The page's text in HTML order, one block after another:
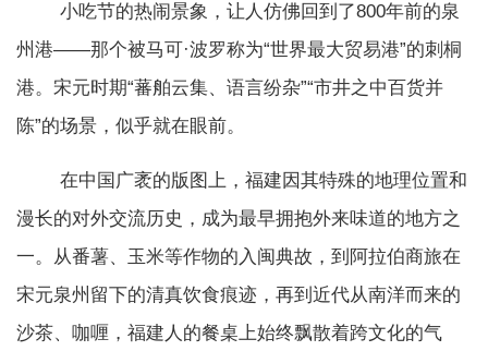
小吃节的热闹景象，让人仿佛回到了800年前的泉
州港——那个被马可·波罗称为“世界最大贸易港”的刺桐
港。宋元时期“蕃舶云集、语言纷杂”“市井之中百货并
陈”的场景，似乎就在眼前。
在中国广袤的版图上，福建因其特殊的地理位置和
漫长的对外交流历史，成为最早拥抱外来味道的地方之
一。从番薯、玉米等作物的入闽典故，到阿拉伯商旅在
宋元泉州留下的清真饮食痕迹，再到近代从南洋而来的
沙茶、咖喱，福建人的餐桌上始终飘散着跨文化的气